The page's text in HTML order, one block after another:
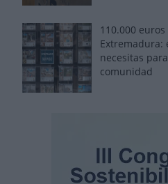
110.000
Extremadura:
necesitas
comunidad